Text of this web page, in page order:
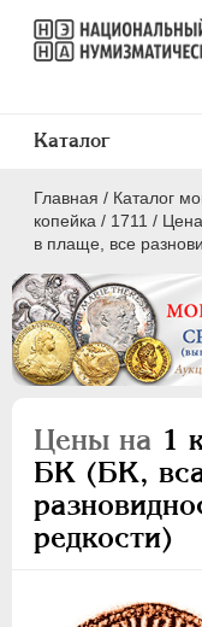
Главная / Каталог
копейка / 1711 /
в плаще, все
Цены на 1
БК (БК,
редкости)
Каталог
ПEТР I 1699 -
Серебро
Медь
5 копеек
1 копейка
Полушка